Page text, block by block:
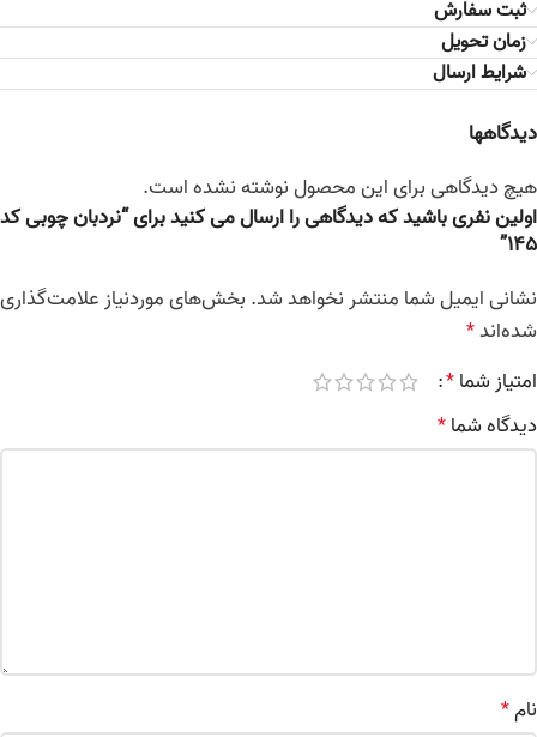
ثبت سفارش
زمان تحویل
شرایط ارسال
دیدگاهها
هیچ دیدگاهی برای این محصول نوشته نشده است.
اولین نفری باشید که دیدگاهی را ارسال می کنید برای “نردبان چوبی کد
145”
نشانی ایمیل شما منتشر نخواهد شد. بخش‌های موردنیاز علامت‌گذاری
شده‌اند*
امتیاز شما*
دیدگاه شما*
نام*